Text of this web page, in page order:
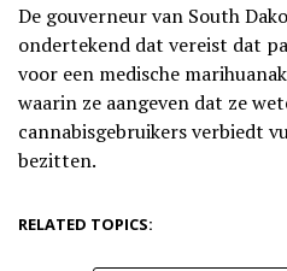
De gouverneur van South
ondertekend dat vereist dat
voor een medische
waarin ze aangeven dat ze
cannabisgebruikers verbiedt
bezitten.
RELATED TOPICS: